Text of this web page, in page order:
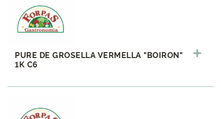
PURE DE GROSELLA VERMELLA "BOIRON"
1K C6